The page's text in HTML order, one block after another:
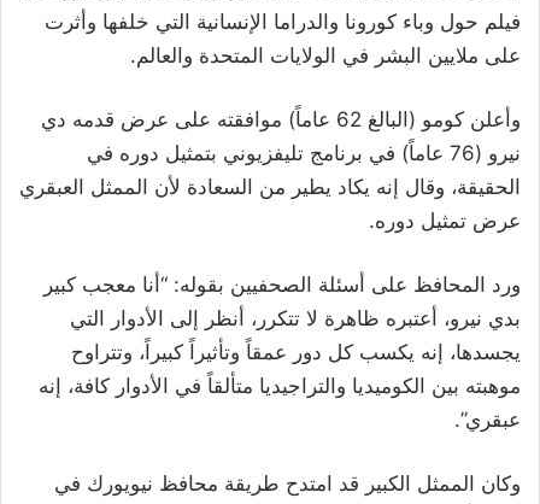
فيلم حول وباء كورونا والدراما الإنسانية التي خلفها وأثرت
على ملايين البشر في الولايات المتحدة والعالم.
وأعلن كومو (البالغ 62 عاماً) موافقته على عرض قدمه دي
نيرو (76 عاماً) في برنامج تليفزيوني بتمثيل دوره في
الحقيقة، وقال إنه يكاد يطير من السعادة لأن الممثل العبقري
عرض تمثيل دوره.
ورد المحافظ على أسئلة الصحفيين بقوله: “أنا معجب كبير
بدي نيرو، أعتبره ظاهرة لا تتكرر، أنظر إلى الأدوار التي
يجسدها، إنه يكسب كل دور عمقاً وتأثيراً كبيراً، وتتراوح
موهبته بين الكوميديا والتراجيديا متألقاً في الأدوار كافة، إنه
عبقري”.
وكان الممثل الكبير قد امتدح طريقة محافظ نيويورك في